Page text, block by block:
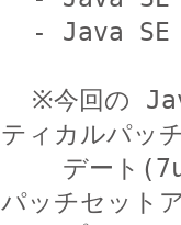
ティカルパッ
パッチセット